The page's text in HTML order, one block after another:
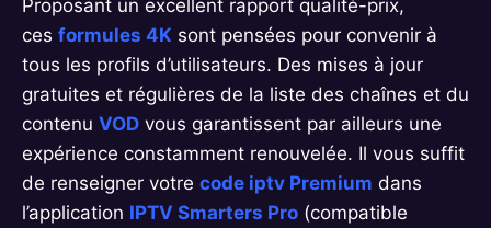
Proposant un excellent rapport qualité-prix,
ces formules 4K sont pensées pour convenir à
tous les profils d’utilisateurs. Des mises à jour
gratuites et régulières de la liste des chaînes et du
contenu VOD vous garantissent par ailleurs une
expérience constamment renouvelée. Il vous suffit
de renseigner votre code iptv Premium dans
l’application IPTV Smarters Pro (compatible